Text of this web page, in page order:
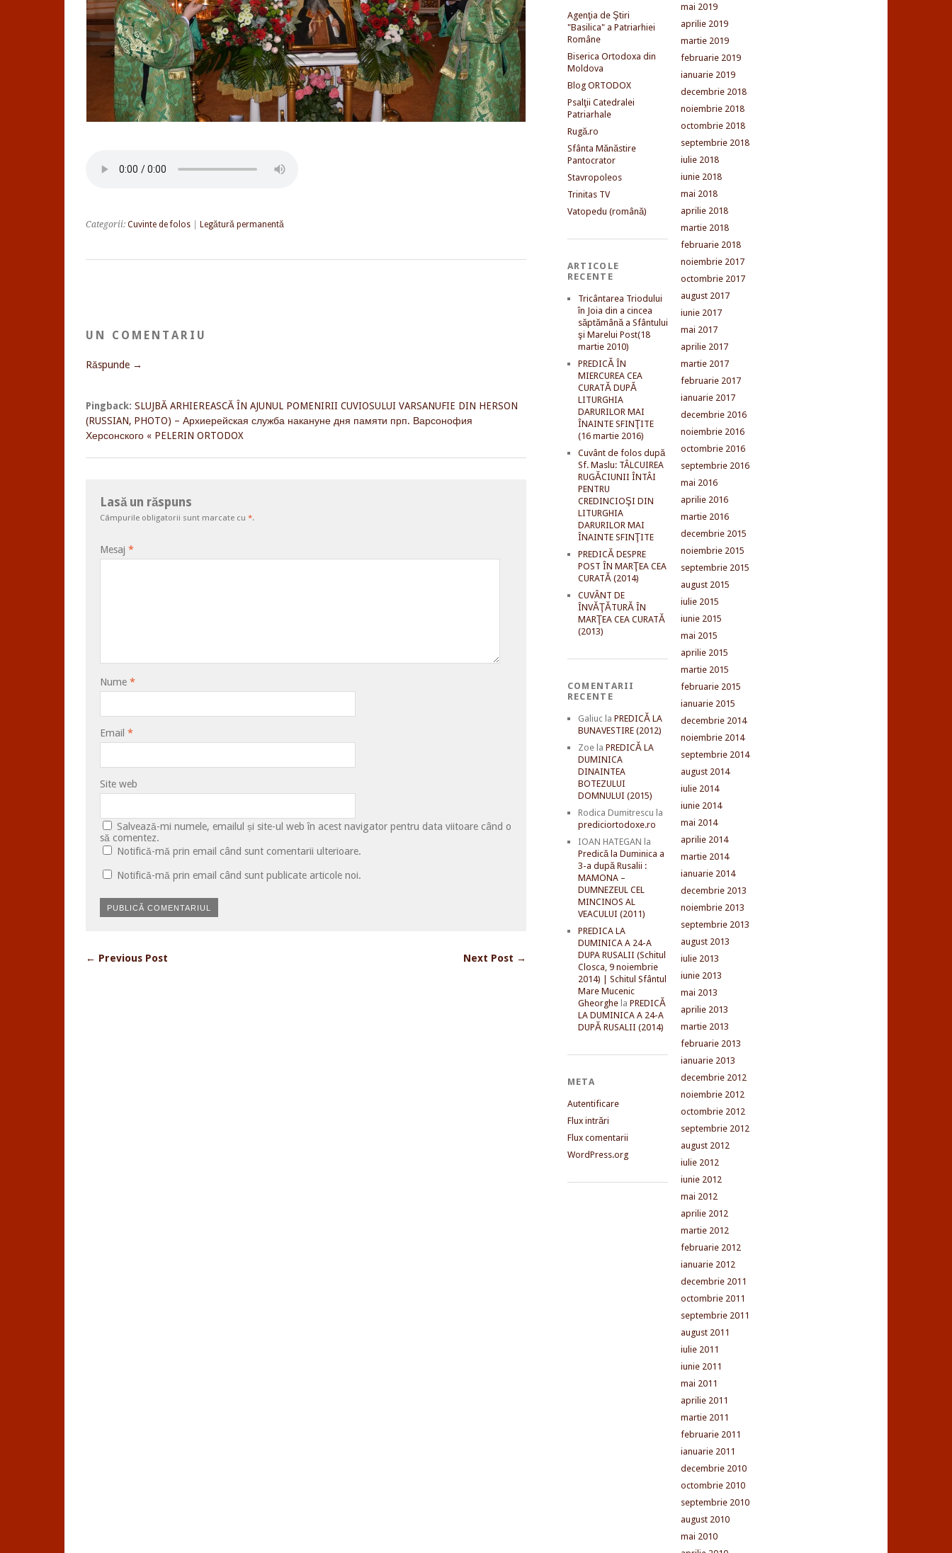
Categorii: Cuvinte de folos Legătură permanentă
UN COMENTARIU
Răspunde →
Pingback: SLUJBĂ ARHIEREASCĂ ÎN AJUNUL POMENIRII CUVIOSULUI VARSANUFIE DIN HERSON
(RUSSIAN, PHOTO) – Архиерейская служба накануне дня памяти прп. Варсонофия
Херсонского « PELERIN ORTODOX
Lasă un răspuns
Câmpurile obligatorii sunt marcate cu *.
Mesaj *
Nume *
Email *
Site web
Salvează-mi numele, emailul și site-ul web în acest navigator pentru data viitoare când o
să comentez.
Notifică-mă prin email când sunt comentarii ulterioare.
Notifică-mă prin email când sunt publicate articole noi.
← Previous Post Next Post →
Agenţia de Ştiri
"Basilica" a Patriarhiei
Române
Biserica Ortodoxa din
Moldova
Blog ORTODOX
Psalţii Catedralei
Patriarhale
Rugă.ro
Sfânta Mănăstire
Pantocrator
Stavropoleos
Trinitas TV
Vatopedu (română)
ARTICOLE
RECENTE
Tricântarea Triodului
în Joia din a cincea
săptămână a Sfântului
şi Marelui Post(18
martie 2010)
PREDICĂ ÎN
MIERCUREA CEA
CURATĂ DUPĂ
LITURGHIA
DARURILOR MAI
ÎNAINTE SFINŢITE
(16 martie 2016)
Cuvânt de folos după
Sf. Maslu: TÂLCUIREA
RUGĂCIUNII ÎNTÂI
PENTRU
CREDINCIOŞI DIN
LITURGHIA
DARURILOR MAI
ÎNAINTE SFINŢITE
PREDICĂ DESPRE
POST ÎN MARŢEA CEA
CURATĂ (2014)
CUVÂNT DE
ÎNVĂŢĂTURĂ ÎN
MARŢEA CEA CURATĂ
(2013)
COMENTARII
RECENTE
Galiucla PREDICĂ LA
BUNAVESTIRE (2012)
Zoela PREDICĂ LA
DUMINICA
DINAINTEA
BOTEZULUI
DOMNULUI (2015)
Rodica Dumitrescu la
prediciortodoxe.ro
IOAN HATEGAN la
Predică la Duminica a
3-a după Rusalii :
MAMONA –
DUMNEZEUL CEL
MINCINOS AL
VEACULUI (2011)
PREDICA LA
DUMINICA A 24-A
DUPA RUSALII (Schitul
Closca, 9 noiembrie
2014) | Schitul Sfântul
Mare Mucenic
Gheorghela PREDICĂ
LA DUMINICA A 24-A
DUPĂ RUSALII (2014)
META
Autentificare
Flux intrări
Flux comentarii
WordPress.org
mai 2019
aprilie 2019
martie 2019
februarie 2019
ianuarie 2019
decembrie 2018
noiembrie 2018
octombrie 2018
septembrie 2018
iulie 2018
iunie 2018
mai 2018
aprilie 2018
martie 2018
februarie 2018
noiembrie 2017
octombrie 2017
august 2017
iunie 2017
mai 2017
aprilie 2017
martie 2017
februarie 2017
ianuarie 2017
decembrie 2016
noiembrie 2016
octombrie 2016
septembrie 2016
mai 2016
aprilie 2016
martie 2016
decembrie 2015
noiembrie 2015
septembrie 2015
august 2015
iulie 2015
iunie 2015
mai 2015
aprilie 2015
martie 2015
februarie 2015
ianuarie 2015
decembrie 2014
noiembrie 2014
septembrie 2014
august 2014
iulie 2014
iunie 2014
mai 2014
aprilie 2014
martie 2014
ianuarie 2014
decembrie 2013
noiembrie 2013
septembrie 2013
august 2013
iulie 2013
iunie 2013
mai 2013
aprilie 2013
martie 2013
februarie 2013
ianuarie 2013
decembrie 2012
noiembrie 2012
octombrie 2012
septembrie 2012
august 2012
iulie 2012
iunie 2012
mai 2012
aprilie 2012
martie 2012
februarie 2012
ianuarie 2012
decembrie 2011
octombrie 2011
septembrie 2011
august 2011
iulie 2011
iunie 2011
mai 2011
aprilie 2011
martie 2011
februarie 2011
ianuarie 2011
decembrie 2010
octombrie 2010
septembrie 2010
august 2010
mai 2010